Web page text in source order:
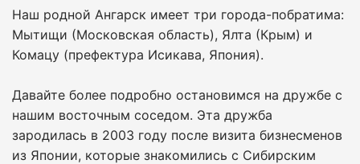
Наш родной Ангарск имеет три города-побратима:
Мытищи (Московская область), Ялта (Крым) и
Комацу (префектура Исикава, Япония).
Давайте более подробно остановимся на дружбе с
нашим восточным соседом. Эта дружба
зародилась в 2003 году после визита бизнесменов
из Японии, которые знакомились с Сибирским